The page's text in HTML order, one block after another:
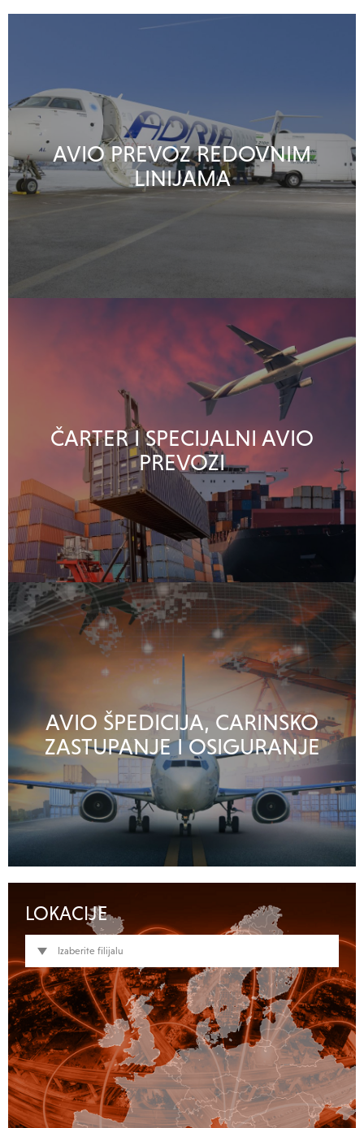
AVIO PREVOZ REDOVNIM
LINIJAMA
ČARTER I SPECIJALNI AVIO
PREVOZI
AVIO ŠPEDICIJA, CARINSKO
ZASTUPANJE I OSIGURANJE
LOKACIJE
Izaberite filijalu